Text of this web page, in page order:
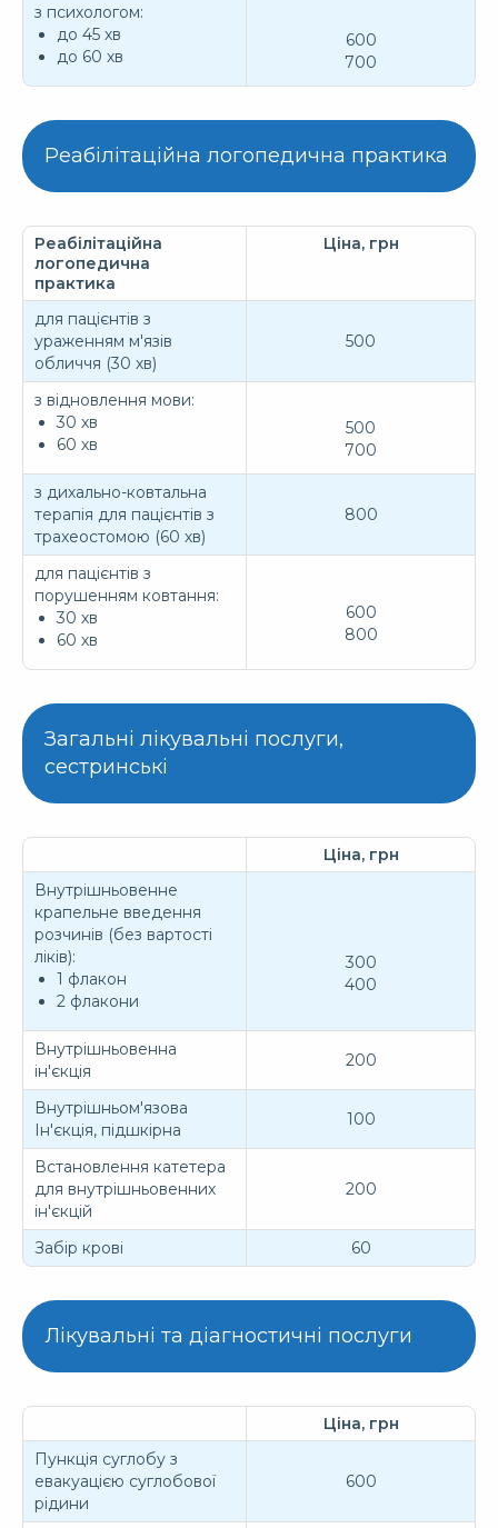
з психологом:
до 45 хв
до 60 хв
600
700
Реабілітаційна логопедична практика
Реабілітаційна
логопедична
практика
Ціна, грн
для пацієнтів з
ураженням м'язів
обличчя (30 хв)
500
з відновлення мови:
30 хв
60 хв
500
700
з дихально-ковтальна
терапія для пацієнтів з
трахеостомою (60 хв)
800
для пацієнтів з
порушенням ковтання:
30 хв
60 хв
600
800
Загальні лікувальні послуги,
сестринські
Ціна, грн
Внутрішньовенне
крапельне введення
розчинів (без вартості
ліків):
1 флакон
2 флакони
300
400
Внутрішньовенна
ін'єкція
200
Внутрішньом'язова
Ін'єкція, підшкірна
100
Встановлення катетера
для внутрішньовенних
ін'єкцій
200
Забір крові 60
Лікувальні та діагностичні послуги
Ціна, грн
Пункція суглобу з
евакуацією суглобової
рідини
600